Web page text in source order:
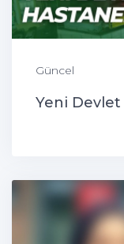
Güncel
Yeni